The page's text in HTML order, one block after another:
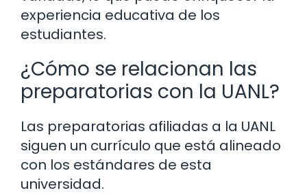
experiencia educativa de los
estudiantes.
¿Cómo se relacionan las
preparatorias con la UANL?
Las preparatorias afiliadas a la UANL
siguen un currículo que está alineado
con los estándares de esta
universidad.